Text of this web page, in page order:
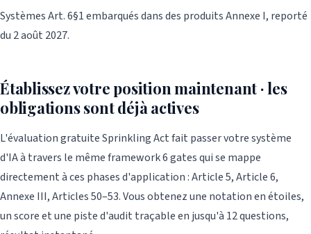
Systèmes Art. 6§1 embarqués dans des produits Annexe I, reporté
du 2 août 2027.
Établissez votre position maintenant · les
obligations sont déjà actives
L'évaluation gratuite Sprinkling Act fait passer votre système
d'IA à travers le même framework 6 gates qui se mappe
directement à ces phases d'application : Article 5, Article 6,
Annexe III, Articles 50–53. Vous obtenez une notation en étoiles,
un score et une piste d'audit traçable en jusqu'à 12 questions,